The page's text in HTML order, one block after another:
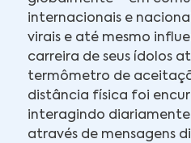
internacionais e
virais e até mesmo
carreira de seus ídolos
termômetro de
distância física foi
interagindo diariamente
através de mensagens